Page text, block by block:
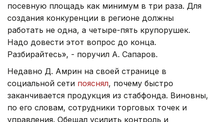
посевную площадь как минимум в три раза. Для
создания конкуренции в регионе должны
работать не одна, а четыре-пять крупорушек.
Надо довести этот вопрос до конца.
Разбирайтесь», - поручил А. Сапаров.
Недавно Д. Амрин на своей странице в
социальной сети пояснял, почему быстро
заканчивается продукция из стабфонда. Виновны,
по его словам, сотрудники торговых точек и
управления. Обещал усилить контроль и